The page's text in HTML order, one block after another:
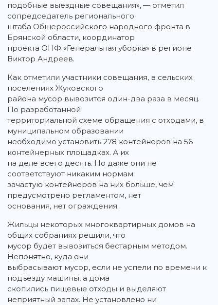
подобные выездные совещания», — отметил
сопредседатель регионального
штаба Общероссийского народного фронта в
Брянской области, координатор
проекта ОНФ «Генеральная уборка» в регионе
Виктор Андреев.
Как отметили участники совещания, в сельских
поселениях Жуковского
района мусор вывозится один-два раза в месяц.
По разработанной
территориальной схеме обращения с отходами, в
муниципальном образовании
необходимо установить 278 контейнеров на 56
контейнерных площадках. А их
на деле всего десять. Но даже они не
соответствуют никаким нормам:
зачастую контейнеров на них больше, чем
предусмотрено регламентом, нет
основания, нет ограждения.
Жильцы некоторых многоквартирных домов на
общих собраниях решили, что
мусор будет вывозиться бестарным методом.
Непонятно, куда они
выбрасывают мусор, если не успели по времени к
подъезду машины, а дома
скопились пищевые отходы и выделяют
неприятный запах. Не установлено ни